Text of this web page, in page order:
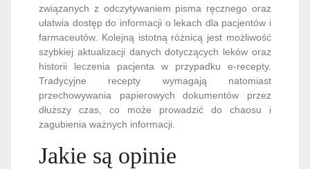
związanych z odczytywaniem pisma ręcznego oraz
ułatwia dostęp do informacji o lekach dla pacjentów i
farmaceutów. Kolejną istotną różnicą jest możliwość
szybkiej aktualizacji danych dotyczących leków oraz
historii leczenia pacjenta w przypadku e-recepty.
Tradycyjne recepty wymagają natomiast
przechowywania papierowych dokumentów przez
dłuższy czas, co może prowadzić do chaosu i
zagubienia ważnych informacji.
Jakie są opinie